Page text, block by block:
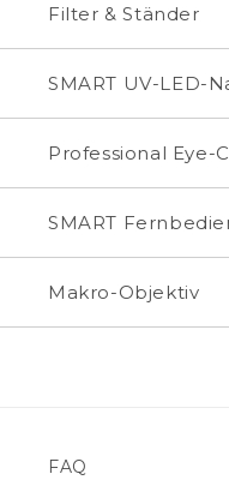
Filter & Ständer
SMART UV-LED-
Professional Eye-
SMART
Makro-Objektiv
FAQ